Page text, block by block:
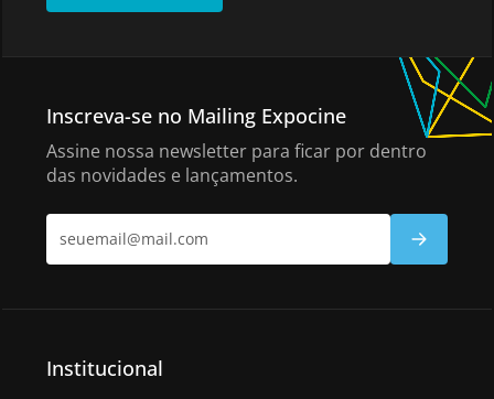
Inscreva-se no Mailing Expocine
Assine nossa newsletter para ficar por dentro
das novidades e lançamentos.
Institucional